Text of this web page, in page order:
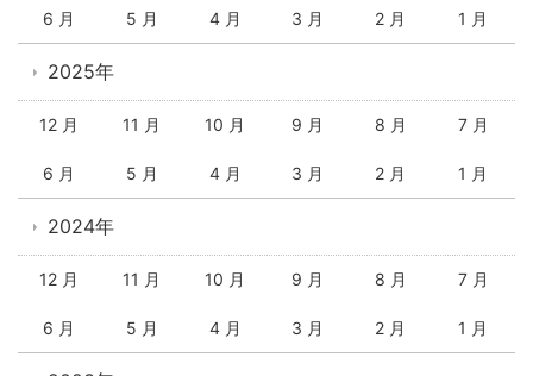
6 月 5 月 4 月 3 月 2 月 1 月
2025年
12 月 11 月 10 月 9 月 8 月 7 月
6 月 5 月 4 月 3 月 2 月 1 月
2024年
12 月 11 月 10 月 9 月 8 月 7 月
6 月 5 月 4 月 3 月 2 月 1 月